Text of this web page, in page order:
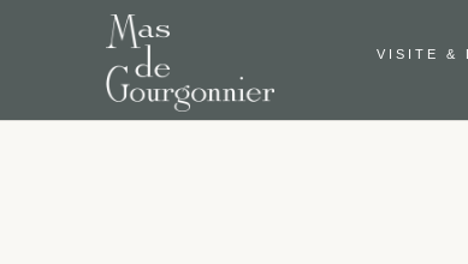
VISITE &